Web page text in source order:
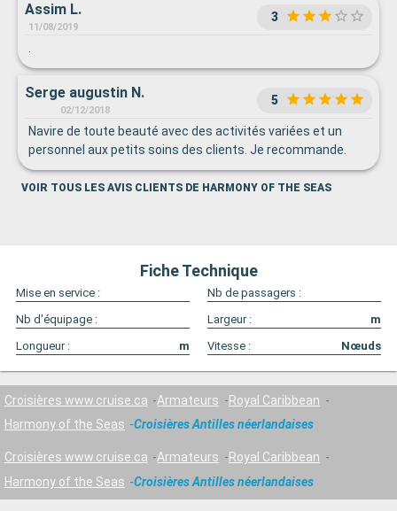
Assim L.
11/08/2019
3
.
Serge augustin N.
02/12/2018
5
Navire de toute beauté avec des activités variées et un
personnel aux petits soins des clients. Je recommande.
VOIR TOUS LES AVIS CLIENTS DE HARMONY OF THE SEAS
Fiche Technique
Mise en service :
Nb de passagers :
Nb d'équipage :
Largeur :
m
Longueur :
m Vitesse : Nœuds
Croisières www.cruise.ca Armateurs
Royal Caribbean
Harmony of the Seas
Croisières Antilles néerlandaises
Croisières www.cruise.ca Armateurs
Royal Caribbean
Harmony of the Seas
Croisières Antilles néerlandaises